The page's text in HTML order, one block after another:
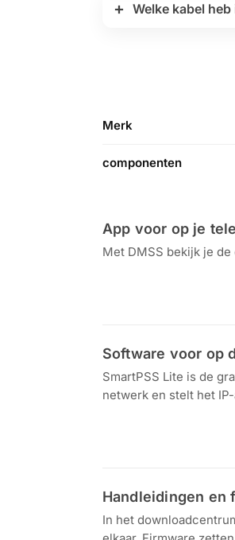
Welke kabel
Merk
componenten
App voor op je
Met DMSS bekijk je
Software voor op
SmartPSS Lite is de
netwerk en stelt het
Handleidingen en
In het